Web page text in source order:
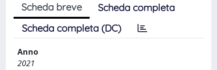
Scheda breve
Scheda completa
Scheda completa (DC)
Anno
2021